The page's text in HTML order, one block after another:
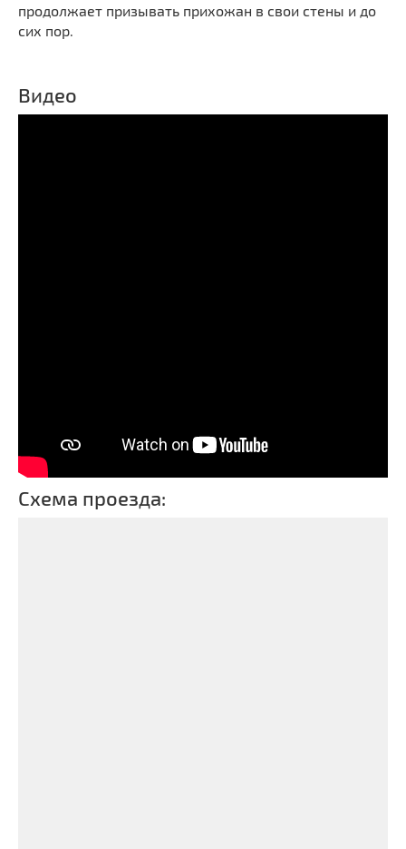
продолжает призывать прихожан в свои стены и до
сих пор.
Видео
Схема проезда: